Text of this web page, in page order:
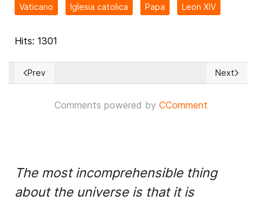
Vaticano Iglesia catolica Papa Leon XIV
Hits: 1301
Previous article: ¡ÚLTIMA HORA! La rueda de prensa
Prev Next
Next
Comments powered by CComment
The most incomprehensible thing
about the universe is that it is